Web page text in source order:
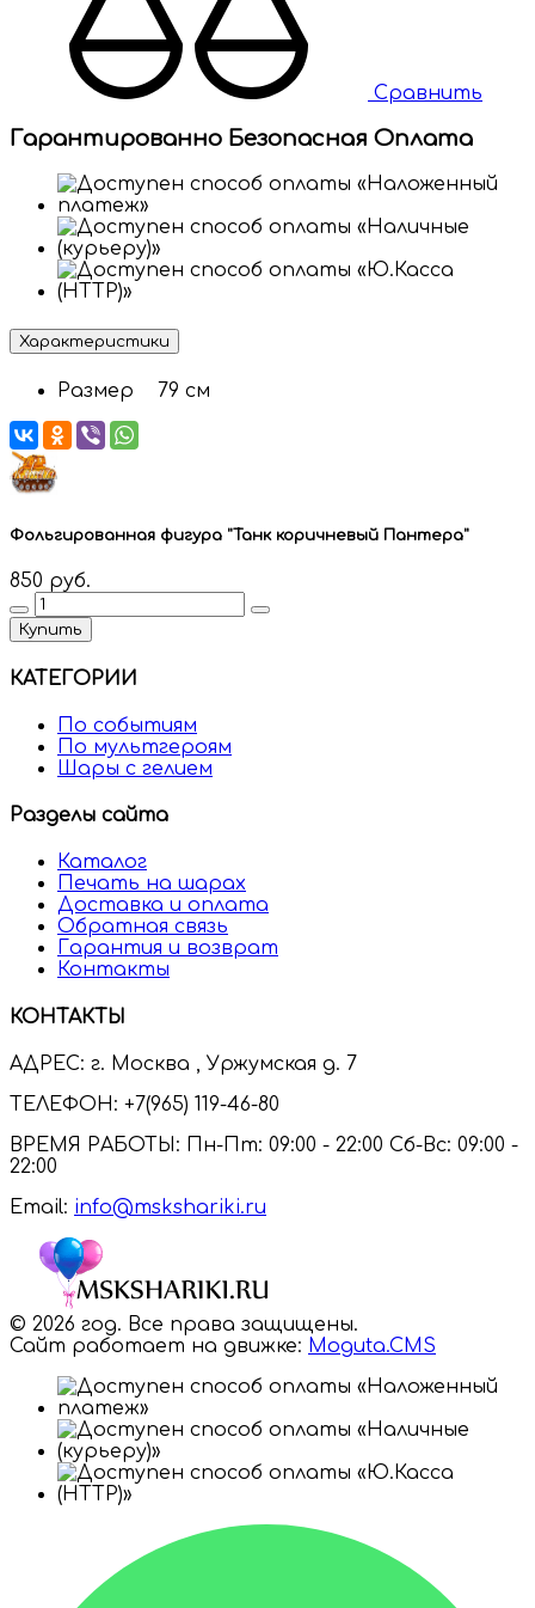
Сравнить
Гарантированно Безопасная Оплата
Характеристики
Размер 79 см
Фольгированная фигура "Танк коричневый Пантера"
850 руб.
Купить
КАТЕГОРИИ
По событиям
По мультгероям
Шары с гелием
Разделы сайта
Каталог
Печать на шарах
Доставка и оплата
Обратная связь
Гарантия и возврат
Контакты
КОНТАКТЫ
АДРЕС: г. Москва , Уржумская д. 7
ТЕЛЕФОН: +7(965) 119-46-80
ВРЕМЯ РАБОТЫ: Пн-Пт: 09:00 - 22:00 Сб-Вс: 09:00 -
22:00
Email: info@mskshariki.ru
© 2026 год. Все права защищены.
Сайт работает на движке: Moguta.CMS